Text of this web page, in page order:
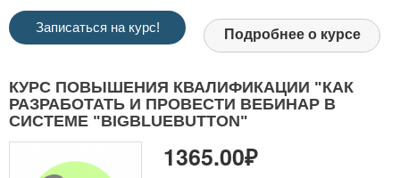
Записаться на курс! Подробнее о курсе
КУРС ПОВЫШЕНИЯ КВАЛИФИКАЦИИ "КАК
РАЗРАБОТАТЬ И ПРОВЕСТИ ВЕБИНАР В
СИСТЕМЕ "BIGBLUEBUTTON"
1365.00₽